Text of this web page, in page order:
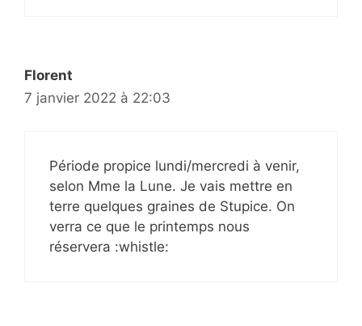
Florent
7 janvier 2022 à 22:03
Période propice lundi/mercredi à venir,
selon Mme la Lune. Je vais mettre en
terre quelques graines de Stupice. On
verra ce que le printemps nous
réservera :whistle: